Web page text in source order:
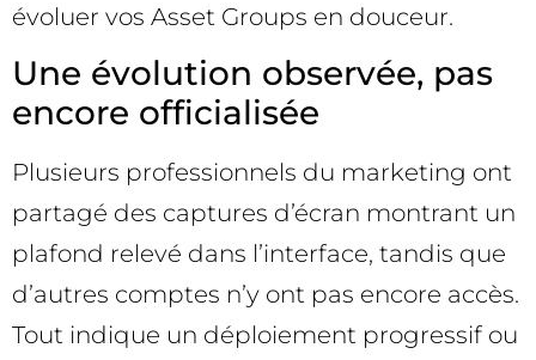
évoluer vos Asset Groups en douceur.
Une évolution observée, pas
encore officialisée
Plusieurs professionnels du marketing ont
partagé des captures d’écran montrant un
plafond relevé dans l’interface, tandis que
d’autres comptes n’y ont pas encore accès.
Tout indique un déploiement progressif ou